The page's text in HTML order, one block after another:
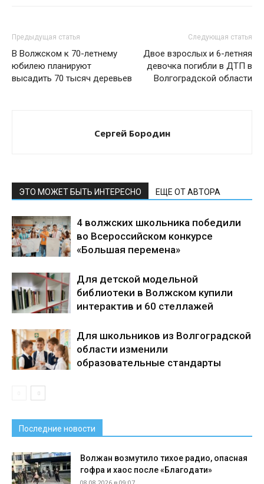
Предыдущая статья
В Волжском к 70-летнему
юбилею планируют
высадить 70 тысяч деревьев
Следующая статья
Двое взрослых и 6-летняя
девочка погибли в ДТП в
Волгоградской области
Сергей Бородин
ЭТО МОЖЕТ БЫТЬ ИНТЕРЕСНО ЕЩЕ ОТ АВТОРА
4 волжских школьника победили
во Всероссийском конкурсе
«Большая перемена»
Для детской модельной
библиотеки в Волжском купили
интерактив и 60 стеллажей
Для школьников из Волгоградской
области изменили
образовательные стандарты
Последние новости
Волжан возмутило тихое радио, опасная
гофра и хаос после «Благодати»